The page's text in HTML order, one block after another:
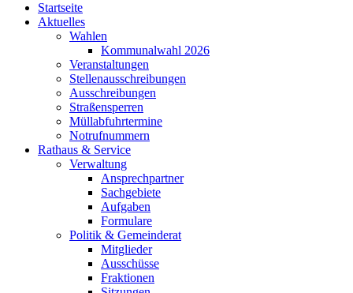
Startseite
Aktuelles
Wahlen
Kommunalwahl 2026
Veranstaltungen
Stellenausschreibungen
Ausschreibungen
Straßensperren
Müllabfuhrtermine
Notrufnummern
Rathaus & Service
Verwaltung
Ansprechpartner
Sachgebiete
Aufgaben
Formulare
Politik & Gemeinderat
Mitglieder
Ausschüsse
Fraktionen